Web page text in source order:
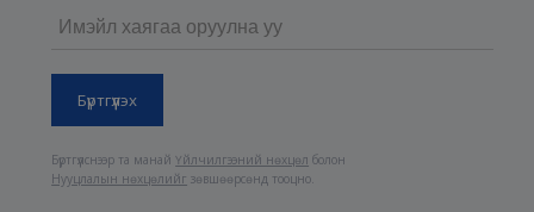
Бүртгүүлснээр та манайҮйлчилгээний нөхцөл болон
Нууцлалын нөхцөлийг зөвшөөрсөнд тооцно.